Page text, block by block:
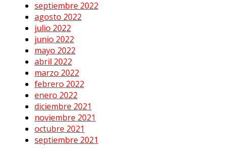
septiembre 2022
agosto 2022
julio 2022
junio 2022
mayo 2022
abril 2022
marzo 2022
febrero 2022
enero 2022
diciembre 2021
noviembre 2021
octubre 2021
septiembre 2021